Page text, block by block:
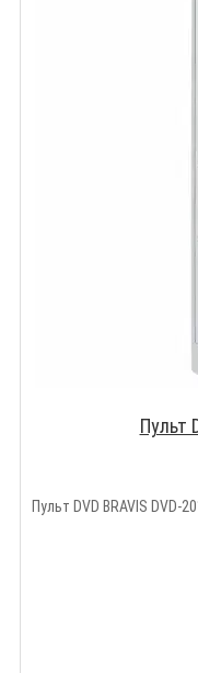
Пульт
Пульт DVD BRAVIS DVD-